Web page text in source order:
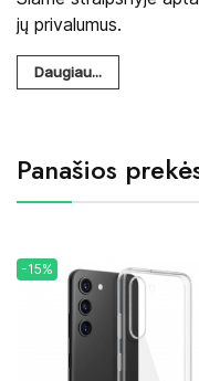
jų privalumus.
Daugiau...
Panašios
-15%